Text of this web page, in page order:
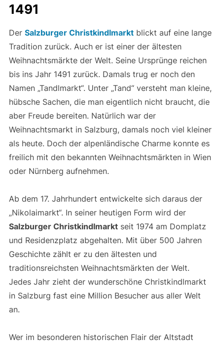
1491​
Der Salzburger Christkindlmarktblickt auf eine lange
Tradition zurück. Auch er ist einer der ältesten
Weihnachtsmärkte der Welt. Seine Ursprünge reichen
bis ins Jahr 1491 zurück. Damals trug er noch den
Namen „Tandlmarkt“. Unter „Tand“ versteht man kleine,
hübsche Sachen, die man eigentlich nicht braucht, die
aber Freude bereiten. Natürlich war der
Weihnachtsmarkt in Salzburg, damals noch viel kleiner
als heute. Doch der alpenländische Charme konnte es
freilich mit den bekannten Weihnachtsmärkten in Wien
oder Nürnberg aufnehmen.
Ab dem 17. Jahrhundert entwickelte sich daraus der
„Nikolaimarkt“. In seiner heutigen Form wird der
Salzburger Christkindlmarktseit 1974 am Domplatz
und Residenzplatz abgehalten. Mit über 500 Jahren
Geschichte zählt er zu den ältesten und
traditionsreichsten Weihnachtsmärkten der Welt​.
Jedes Jahr zieht der wunderschöne Christkindlmarkt
in Salzburg fast eine Million Besucher aus aller Welt
an.
Wer im besonderen historischen Flair der Altstadt